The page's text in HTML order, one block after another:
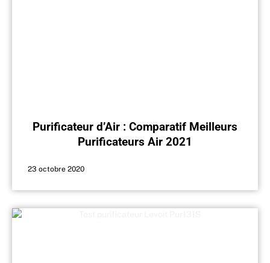
Purificateur d’Air : Comparatif Meilleurs
Purificateurs Air 2021
23 octobre 2020